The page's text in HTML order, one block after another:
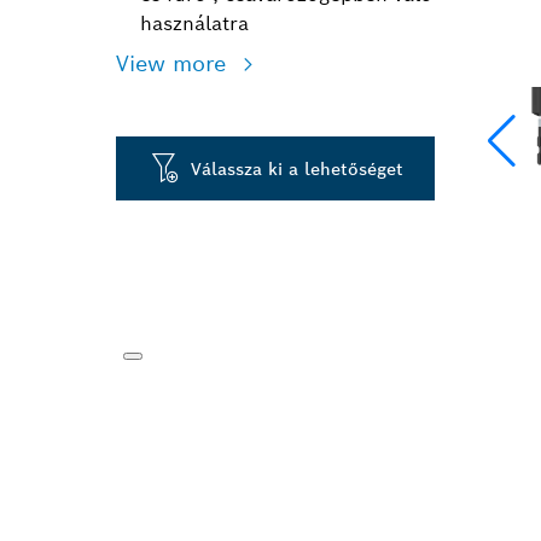
használatra
View more
Válassza ki a lehetőséget